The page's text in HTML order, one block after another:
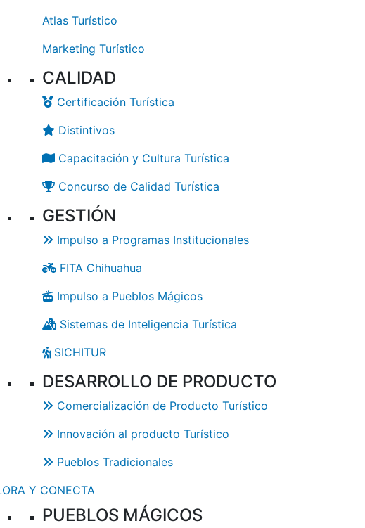
Atlas Turístico
Marketing Turístico
CALIDAD
Certificación Turística
Distintivos
Capacitación y Cultura Turística
Concurso de Calidad Turística
GESTIÓN
Impulso a Programas Institucionales
FITA Chihuahua
Impulso a Pueblos Mágicos
Sistemas de Inteligencia Turística
SICHITUR
DESARROLLO DE PRODUCTO
Comercialización de Producto Turístico
Innovación al producto Turístico
Pueblos Tradicionales
Y CONECTA
PUEBLOS MÁGICOS